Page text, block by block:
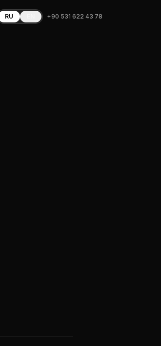
RU +90 531 622 43 78